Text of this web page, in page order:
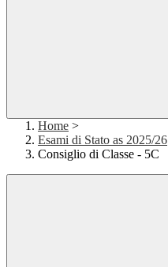
Home >
Esami di Stato as 2025/26
Consiglio di Classe - 5C